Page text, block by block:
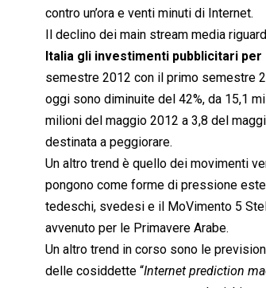
contro un’ora e venti minuti di Internet.
Il declino dei main stream media
Italia gli investimenti pubblicitari per
semestre 2012 con il primo semestre
oggi sono diminuite del 42%, da 15,1
milioni del maggio 2012 a 3,8 del
destinata a peggiorare.
Un altro trend è quello dei movimenti
pongono come forme di pressione
tedeschi, svedesi e il MoVimento 5
avvenuto per le Primavere Arabe.
Un altro trend in corso sono le
delle cosiddette “Internet prediction